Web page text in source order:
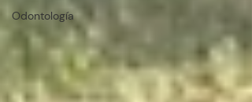
Odontología